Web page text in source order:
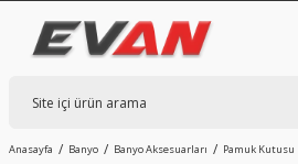
Anasayfa Banyo Banyo Aksesuarları Pamuk Kutusu